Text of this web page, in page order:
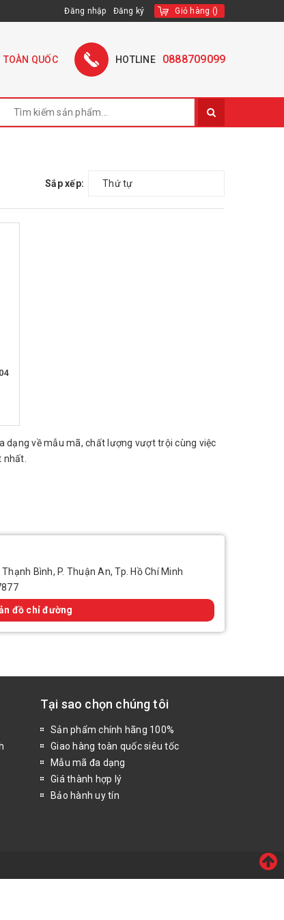
Đăng nhập Đăng ký Giỏ hàng ()
TOÀN QUỐC HOTLINE 0888709099
Sắp xếp: Thứ tự
dạng về mẫu mã, chất lượng vượt trội cùng việc
nhất.
Bình, P. Thuận An, Tp. Hồ Chí Minh
đồ chỉ đường
Tại sao chọn chúng tôi
Sản phẩm chính hãng 100%
Giao hàng toàn quốc siêu tốc
Mẫu mã đa dạng
Giá thành hợp lý
Bảo hành uy tín